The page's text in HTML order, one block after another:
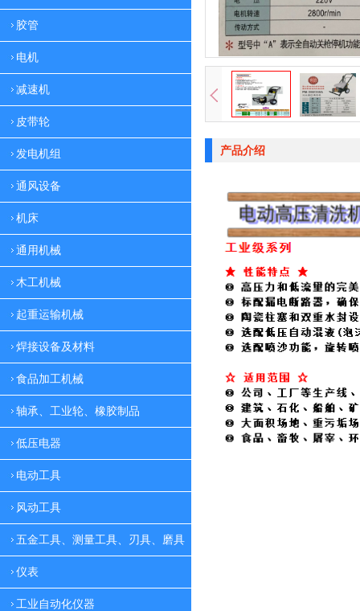
胶管
电机
减速机
皮带轮
发电机组
通风设备
机床
通用机械
木工机械
起重运输机械
焊接设备及材料
食品加工机械
轴承、工业轮、橡胶制品
低压电器
电动工具
风动工具
五金工具、测量工具、刃具、磨具
仪表
工业自动化仪器
产品介绍